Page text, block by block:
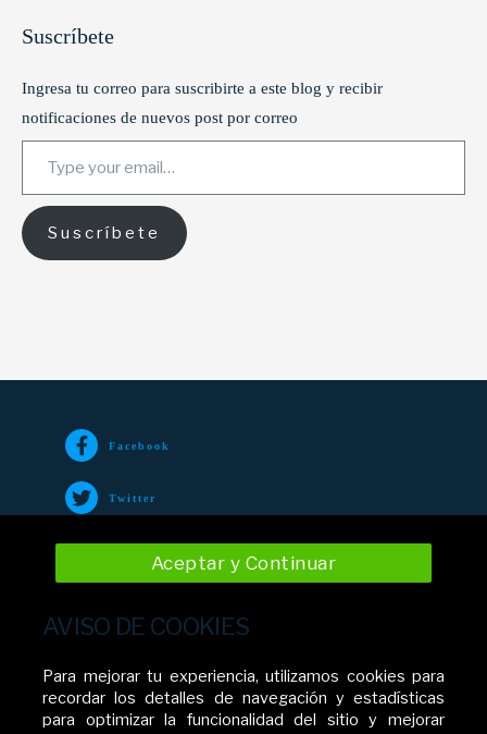
Suscríbete
Ingresa tu correo para suscribirte a este blog y recibir
notificaciones de nuevos post por correo
Type your email…
Suscríbete
Facebook
Twitter
AVISO DE COOKIES
Para mejorar tu experiencia, utilizamos cookies para
recordar los detalles de navegación y estadísticas
para optimizar la funcionalidad del sitio y mejorar
Aceptar y Continuar